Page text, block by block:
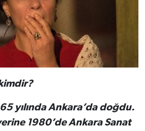
yılında Ankara’da doğdu.
1980’de Ankara Sanat